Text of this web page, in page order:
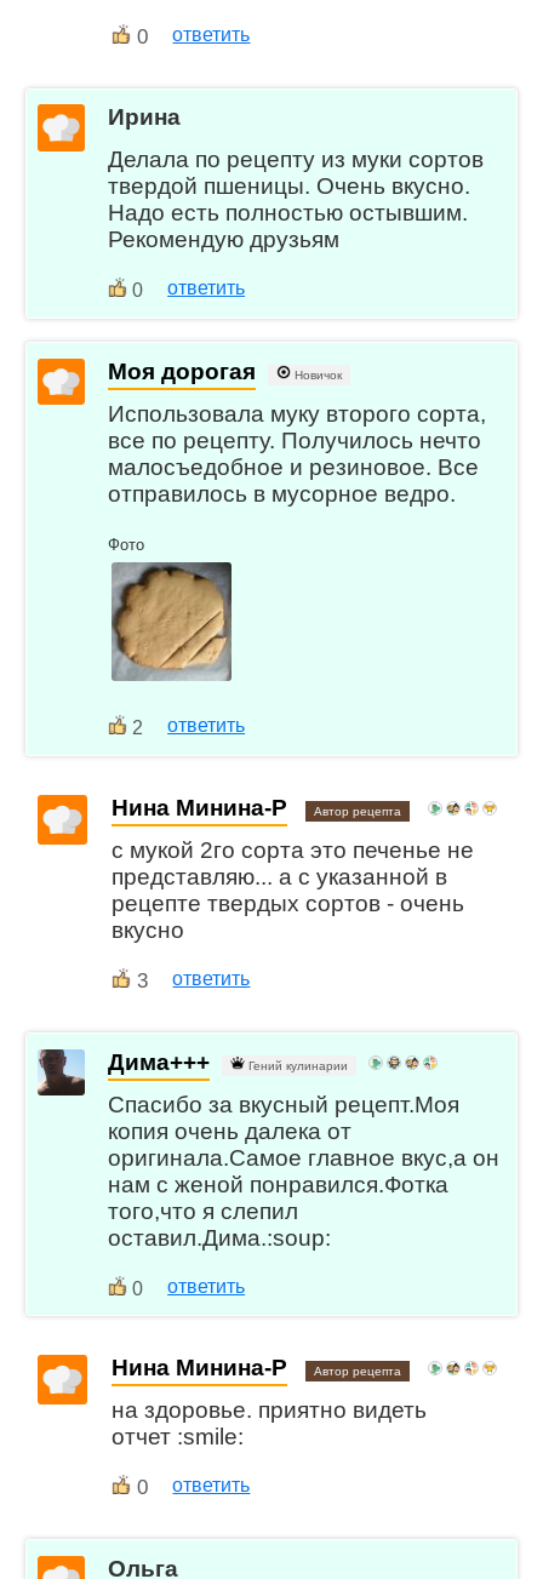
0 ответить
Ирина
Делала по рецепту из муки сортов
твердой пшеницы. Очень вкусно.
Надо есть полностью остывшим.
Рекомендую друзьям
0 ответить
Моя дорогая Новичок
Использовала муку второго сорта,
все по рецепту. Получилось нечто
малосъедобное и резиновое. Все
отправилось в мусорное ведро.
Фото
2 ответить
Нина Минина-Р Автор рецепта
с мукой 2го сорта это печенье не
представляю... а с указанной в
рецепте твердых сортов - очень
вкусно
3 ответить
Дима+++ Гений кулинарии
Спасибо за вкусный рецепт.Моя
копия очень далека от
оригинала.Самое главное вкус,а он
нам с женой понравился.Фотка
того,что я слепил
оставил.Дима.:soup:
0 ответить
Нина Минина-Р Автор рецепта
на здоровье. приятно видеть
отчет :smile:
0 ответить
Ольга